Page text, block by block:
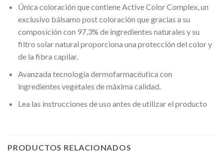
Única coloración que contiene Active Color Complex, un
exclusivo bálsamo post coloración que gracias a su
composición con 97,3% de ingredientes naturales y su
filtro solar natural proporciona una protección del color y
de la fibra capilar.
Avanzada tecnología dermofarmacéutica con
ingredientes vegetales de máxima calidad.
Lea las instrucciones de uso antes de utilizar el producto
PRODUCTOS RELACIONADOS